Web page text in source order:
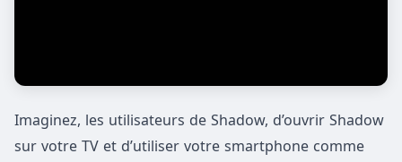
Imaginez, les utilisateurs de Shadow, d’ouvrir Shadow
sur votre TV et d’utiliser votre smartphone comme